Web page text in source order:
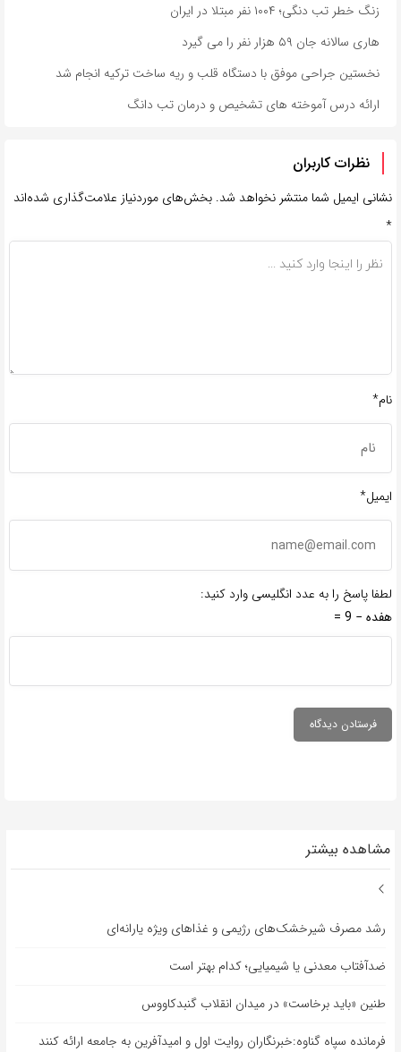
زنگ خطر تب دنگی؛ ۱۰۰۴ نفر مبتلا در ایران
هاری سالانه جان ۵۹ هزار نفر را می گیرد
نخستین جراحی موفق با دستگاه قلب و ریه ساخت ترکیه انجام شد
ارائه درس آموخته های تشخیص و درمان تب دانگ
نظرات کاربران
نشانی ایمیل شما منتشر نخواهد شد. بخش‌های موردنیاز علامت‌گذاری شده‌اند
*
نام*
ایمیل*
لطفا پاسخ را به عدد انگلیسی وارد کنید:
هفده − 9 =
مشاهده بیشتر
رشد مصرف شیرخشک‌های رژیمی و غذاهای ویژه یارانه‌ای
ضدآفتاب‌ معدنی یا شیمیایی؛ کدام بهتر است
طنین «باید برخاست» در میدان انقلاب گنبدکاووس
فرمانده سپاه گناوه:خبرنگاران روایت اول و امیدآفرین به جامعه ارائه کنند